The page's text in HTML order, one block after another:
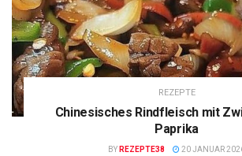
REZEPTE
Chinesisches Rindfleisch mit
Paprika
BY REZEPTE38 20 JANUAR